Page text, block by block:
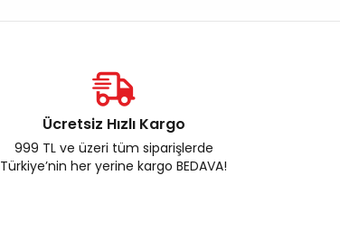
Ücretsiz Hızlı Kargo
999 TL ve üzeri tüm siparişlerde
Türkiye’nin her yerine kargo BEDAVA!